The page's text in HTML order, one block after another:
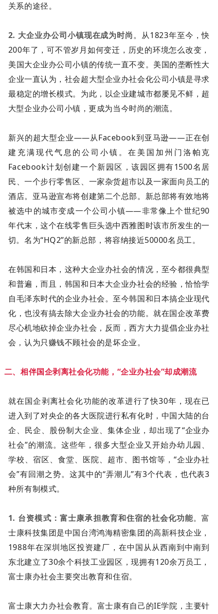
关系的途径。
2. 大企业办公司小镇现在成为时尚。从1823年至今，快
200年了，可不管岁月如何变迁，历史的环境怎么改变，
美国大企业办公司小镇的传统一直不变。美国的垄断性大
企业一直认为，社会超大型企业办社会化公司小镇是寻求
最稳定的增长模式。为此，以企业建城市都屡见不鲜，超
大型企业办公司小镇，更成为当今时尚的潮流。
新兴的超大型企业——从Facebook到亚马逊——正在创
建充满现代气息的公司小镇。在美国加州门洛帕克
Facebook计划创建一个新园区，该园区拥有1500名居
民、一个步行零售区、一家杂货超市以及一家面向员工的
酒店。亚马逊宣布将创建第二个总部。新总部将有效地将
被选中的城市变成一个公司小镇——非常像上个世纪90
年代末，这个在线零售巨头选中西雅图时该市所发生的一
切。名为“HQ2”的新总部，将容纳接近50000名员工。
在韩国和日本，这种大企业办社会的情况，至今都很典型
和普遍，而且，韩国和日本大企业办社会的经验，恰恰学
自毛泽东时代的企业办社会。至今韩国和日本搞企业现代
化，也没有搞去除大企业办社会的功能。就在国企改革费
尽心机地砍掉企业办社会，反而，西方大力提倡企业办社
会，认为只赚钱不顾社会的是坏企业。
二、相伴国企剥离社会化功能，“企业办社会”却成潮流
就在国企剥离社会化功能的改革进行了快30年，现在已
进入到了对央企的各大医院进行私有化时，中国大陆的台
企、民企、股份制大企业、集体企业，却出现了“企业办
社会”的潮流。这些年，很多大型企业又开始办幼儿园、
学校、宿区、食堂、医院、超市、图书馆等，“企业办社
会”有回潮之势。这其中的“弄潮儿”有3个代表，也代表3
种所有制模式。
1. 台资模式：富士康承担教育和住宿的社会化功能。富
士康科技集团是中国台湾鸿海精密集团的高新科技企业，
1988年在深圳地区投资建厂，在中国从从西南到中南到
东北建立了30余个科技工业园区，现拥有120余万员工，
富士康办社会主要突出教育和住宿。
富士康大力办社会教育。富士康有自己的IE学院，主要针